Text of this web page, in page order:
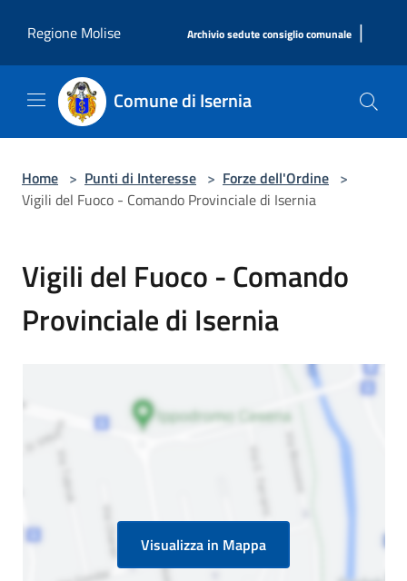
Regione Molise
Archivio sedute consiglio comunale |
Comune di Isernia
Home > Punti di Interesse > Forze dell'Ordine >
Vigili del Fuoco - Comando Provinciale di Isernia
Vigili del Fuoco - Comando
Provinciale di Isernia
Visualizza in Mappa